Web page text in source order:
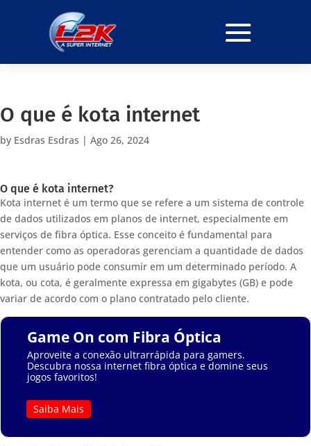
O que é kota internet
by Esdras Esdras | Ago 26, 2024
O que é kota internet?
Kota internet é um termo que se refere a um sistema de controle
de dados utilizados em planos de internet, especialmente em
serviços de fibra óptica. Esse conceito é fundamental para
entender como as operadoras gerenciam a quantidade de dados
que um usuário pode consumir em um determinado período. A
kota, ou cota, é geralmente expressa em gigabytes (GB) e pode
variar de acordo com o plano contratado pelo cliente.
Game On com Fibra Óptica
Aproveite a conexão ultrarrápida para gamers.
Descubra nossa internet fibra óptica e domine seus
jogos favoritos!
Saiba Mais